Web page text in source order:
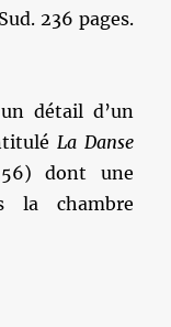
236 pages.
détail d’un
La Danse
dont une
la chambre